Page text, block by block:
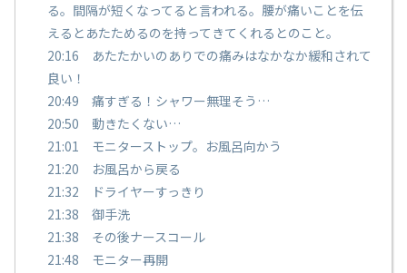
る。間隔が短くなってると言われる。腰が痛いことを伝
えるとあたためるのを持ってきてくれるとのこと。
20:16 あたたかいのありでの痛みはなかなか緩和されて
良い！
20:49 痛すぎる！シャワー無理そう…
20:50 動きたくない…
21:01 モニターストップ。お風呂向かう
21:20 お風呂から戻る
21:32 ドライヤーすっきり
21:38 御手洗
21:38 その後ナースコール
21:48 モニター再開